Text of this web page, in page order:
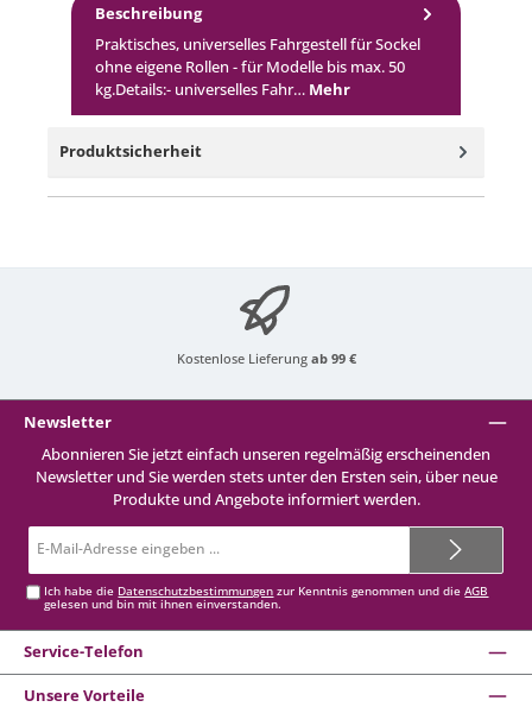
Beschreibung
Praktisches, universelles Fahrgestell für Sockel
ohne eigene Rollen - für Modelle bis max. 50
kg.Details:- universelles Fahr… Mehr
Produktsicherheit
Kostenlose Lieferung ab 99 €
Newsletter
Abonnieren Sie jetzt einfach unseren regelmäßig erscheinenden
Newsletter und Sie werden stets unter den Ersten sein, über neue
Produkte und Angebote informiert werden.
Mail-
Ich habe die Datenschutzbestimmungen zur Kenntnis genommen und dieAGB
gelesen und bin mit ihnen einverstanden.
Service-Telefon
Unsere Vorteile